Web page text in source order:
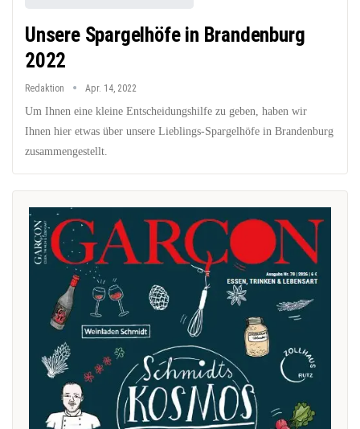
Unsere Spargelhöfe in Brandenburg
2022
Redaktion Apr. 14, 2022
Um Ihnen eine kleine Entscheidungshilfe zu geben, haben wir
Ihnen hier etwas über unsere Lieblings-Spargelhöfe in Brandenburg
zusammengestellt.